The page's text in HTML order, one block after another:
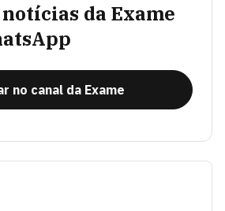
notícias da Exame
no canal da Exame